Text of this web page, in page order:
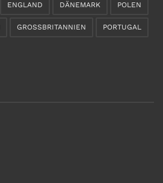
ENGLAND DÄNEMARK POLEN
GROSSBRITANNIEN PORTUGAL